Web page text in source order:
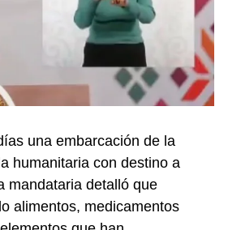
una embarcación de la
humanitaria con destino a
mandataria detalló que
alimentos, medicamentos